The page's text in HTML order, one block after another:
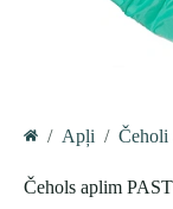
/ Apļi /
Čehols aplim